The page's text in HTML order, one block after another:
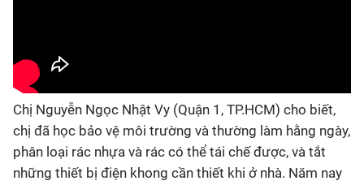
Chị Nguyễn Ngọc Nhật Vy (Quận 1, TP.HCM) cho biết,
chị đã học bảo vệ môi trường và thường làm hằng ngày,
phân loại rác nhựa và rác có thể tái chế được, và tắt
những thiết bị điện khong cần thiết khi ở nhà. Năm nay